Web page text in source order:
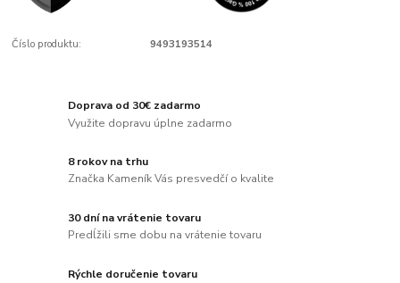
Číslo produktu: 9493193514
Doprava od 30€ zadarmo
Využite dopravu úplne zadarmo
8 rokov na trhu
Značka Kameník Vás presvedčí o kvalite
30 dní na vrátenie tovaru
Predĺžili sme dobu na vrátenie tovaru
Rýchle doručenie tovaru